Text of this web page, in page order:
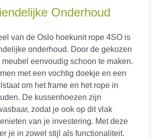
Onderhoud
van de Oslo hoekunit rope 4SO is
onderhoud. Door de gekozen
eenvoudig schoon te maken.
met een vochtig doekje en een
om het frame en het rope in
De kussenhoezen zijn
zodat je ook op dit vlak
van je investering. Met deze
je in zowel stijl als functionaliteit.